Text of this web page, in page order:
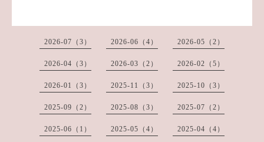
2026-07（3） 2026-06（4） 2026-05（2）
2026-04（3） 2026-03（2） 2026-02（5）
2026-01（3） 2025-11（3） 2025-10（3）
2025-09（2） 2025-08（3） 2025-07（2）
2025-06（1） 2025-05（4） 2025-04（4）